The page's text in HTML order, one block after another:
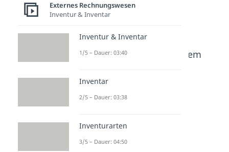
Beliebte Inhalte aus dem
sch &
usch
rlängeru
Bilanzve
Externes Rechnungswesen
Inventur & Inventar
Inventur & Inventar
1/5 – Dauer: 03:40
Inventar
2/5 – Dauer: 03:38
Inventurarten
3/5 – Dauer: 04:50